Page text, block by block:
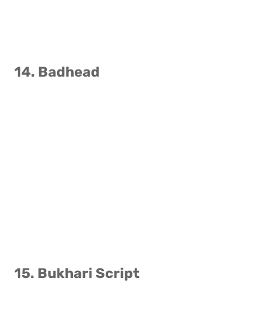
14. Badhead
15. Bukhari Script